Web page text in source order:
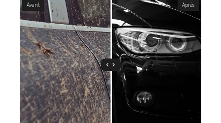
Avant Après